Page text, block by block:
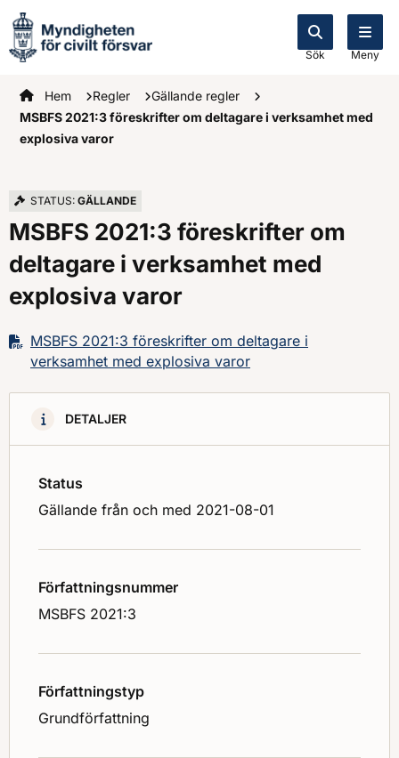
Sök Meny
Startsidan
Hem Regler
Gällande regler
MSBFS 2021:3 föreskrifter om deltagare i verksamhet med
explosiva varor
STATUS: GÄLLANDE
MSBFS 2021:3 föreskrifter om
deltagare i verksamhet med
explosiva varor
MSBFS 2021:3 föreskrifter om deltagare i
verksamhet med explosiva varor
DETALJER
Status
Gällande från och med 2021-08-01
Författningsnummer
MSBFS 2021:3
Författningstyp
Grundförfattning